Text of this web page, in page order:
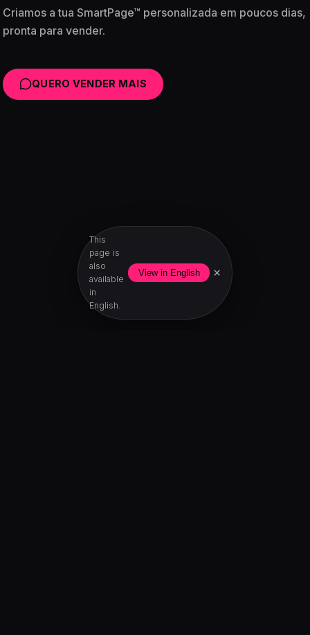
This
page is
also
available
in
English.
View in English ×
Criamos a tua SmartPage™ personalizada em poucos dias,
pronta para vender.
QUERO VENDER MAIS